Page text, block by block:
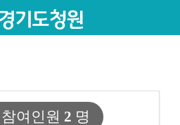
참여인원 2 명